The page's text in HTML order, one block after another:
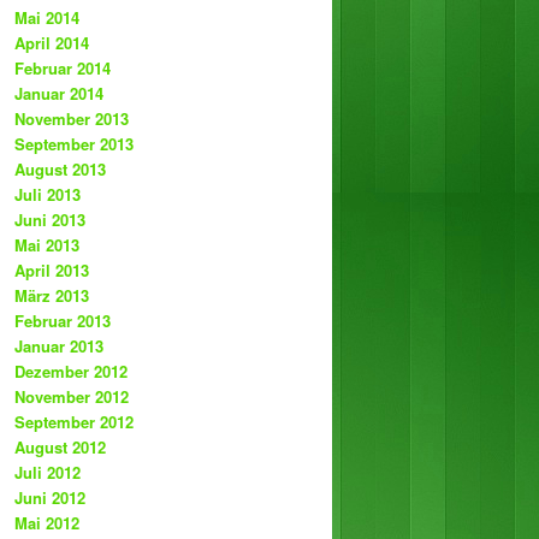
Mai 2014
April 2014
Februar 2014
Januar 2014
November 2013
September 2013
August 2013
Juli 2013
Juni 2013
Mai 2013
April 2013
März 2013
Februar 2013
Januar 2013
Dezember 2012
November 2012
September 2012
August 2012
Juli 2012
Juni 2012
Mai 2012